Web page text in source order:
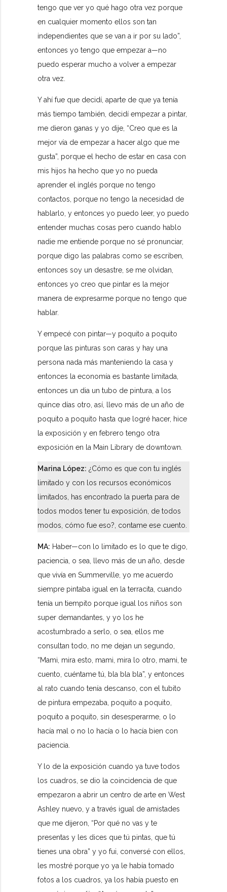
tengo que ver yo qué hago otra vez porque
en cualquier momento ellos son tan
independientes que se van a ir por su lado”,
entonces yo tengo que empezar a—no
puedo esperar mucho a volver a empezar
otra vez.
Y ahí fue que decidí, aparte de que ya tenía
más tiempo también, decidí empezar a pintar,
me dieron ganas y yo dije, “Creo que es la
mejor vía de empezar a hacer algo que me
gusta”, porque el hecho de estar en casa con
mis hijos ha hecho que yo no pueda
aprender el inglés porque no tengo
contactos, porque no tengo la necesidad de
hablarlo, y entonces yo puedo leer, yo puedo
entender muchas cosas pero cuando hablo
nadie me entiende porque no sé pronunciar,
porque digo las palabras como se escriben,
entonces soy un desastre, se me olvidan,
entonces yo creo que pintar es la mejor
manera de expresarme porque no tengo que
hablar.
Y empecé con pintar—y poquito a poquito
porque las pinturas son caras y hay una
persona nada más manteniendo la casa y
entonces la economía es bastante limitada,
entonces un dia un tubo de pintura, a los
quince días otro, así, llevo más de un año de
poquito a poquito hasta que logré hacer, hice
la exposición y en febrero tengo otra
exposición en la Main Library de downtown.
Marina López: ¿Cómo es que con tu inglés
limitado y con los recursos económicos
limitados, has encontrado la puerta para de
todos modos tener tu exposición, de todos
modos, cómo fue eso?, contame ese cuento.
MA: Haber—con lo limitado es lo que te digo,
paciencia, o sea, llevo más de un año, desde
que vivía en Summerville, yo me acuerdo
siempre pintaba igual en la terracita, cuando
tenía un tiempito porque igual los niños son
super demandantes, y yo los he
acostumbrado a serlo, o sea, ellos me
consultan todo, no me dejan un segundo,
“Mami, mira esto, mami, mira lo otro, mami, te
cuento, cuéntame tú, bla bla bla”, y entonces
al rato cuando tenía descanso, con el tubito
de pintura empezaba, poquito a poquito,
poquito a poquito, sin desesperarme, o lo
hacía mal o no lo hacía o lo hacía bien con
paciencia.
Y lo de la exposición cuando ya tuve todos
los cuadros, se dio la coincidencia de que
empezaron a abrir un centro de arte en West
Ashley nuevo, y a través igual de amistades
que me dijeron, “Por qué no vas y te
presentas y les dices que tú pintas, que tú
tienes una obra” y yo fui, conversé con ellos,
les mostré porque yo ya le había tomado
fotos a los cuadros, ya los había puesto en